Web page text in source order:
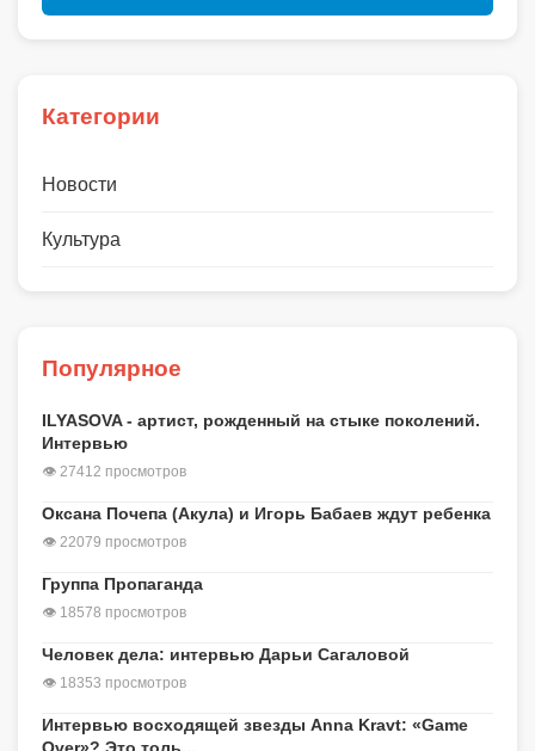
Категории
Новости
Культура
Популярное
ILYASOVA - артист, рожденный на стыке поколений.
Интервью
👁 27412 просмотров
Оксана Почепа (Акула) и Игорь Бабаев ждут ребенка
👁 22079 просмотров
Группа Пропаганда
👁 18578 просмотров
Человек дела: интервью Дарьи Сагаловой
👁 18353 просмотров
Интервью восходящей звезды Anna Kravt: «Game
Over»? Это толь...